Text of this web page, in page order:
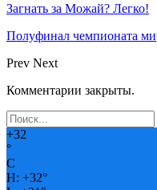
Загнать за Можай? Легко!
Полуфинал чемпионата
Prev Next
Комментарии закрыты.
+32
°
C
H: +32°